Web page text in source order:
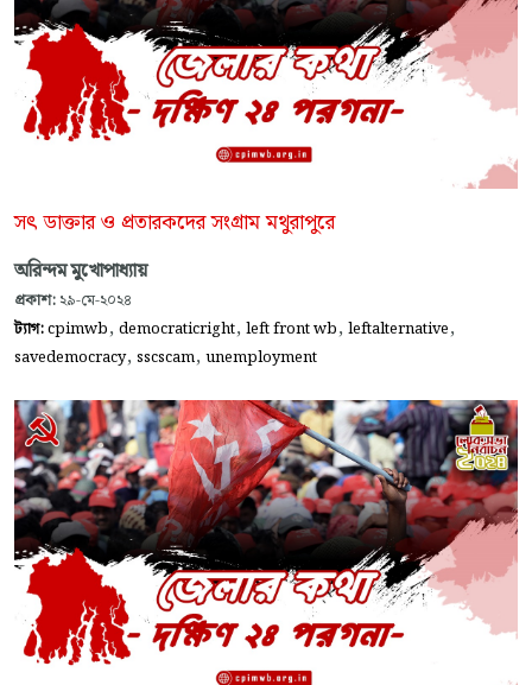
সৎ ডাক্তার ও প্রতারকদের সংগ্রাম মথুরাপুরে
অরিন্দম মুখোপাধ্যায়
প্রকাশ: ২৯-মে-২০২৪
ট্যাগ:cpimwb, democraticright, left front wb, leftalternative,
savedemocracy, sscscam, unemployment